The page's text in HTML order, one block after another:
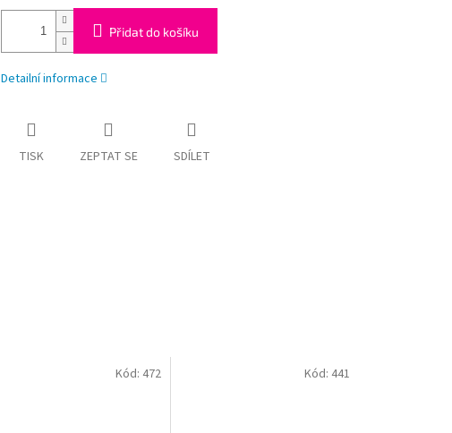
Přidat do košíku
Detailní informace
TISK ZEPTAT SE SDÍLET
Kód: 472 Kód: 441